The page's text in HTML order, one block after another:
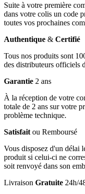
Suite à votre première
dans votre colis un code
toutes vos prochaines
Authentique & Certifié
Tous nos produits sont
des distributeurs officiels
Garantie 2 ans
À la réception de votre
totale de 2 ans sur votre
problème technique.
Satisfait ou Remboursé
Vous disposez d'un délai
produit si celui-ci ne
soit renvoyé dans son
Livraison Gratuite 24h/